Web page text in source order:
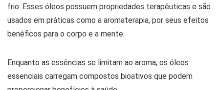
frio. Esses óleos possuem propriedades terapêuticas e são
usados em práticas como a aromaterapia, por seus efeitos
benéficos para o corpo e a mente.
Enquanto as essências se limitam ao aroma, os óleos
essenciais carregam compostos bioativos que podem